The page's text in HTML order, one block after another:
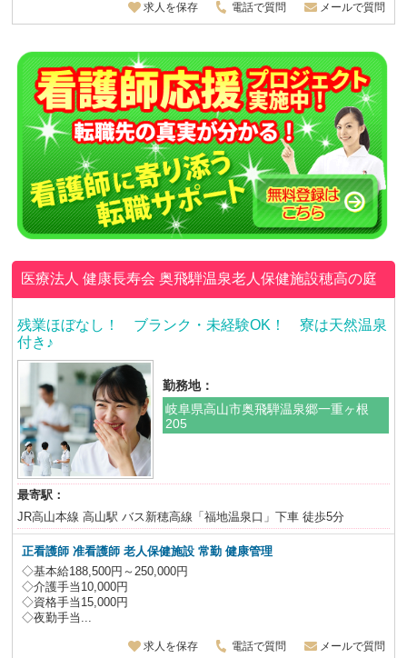
求人を保存 電話で質問 メールで質問
医療法人 健康長寿会奥飛騨温泉老人保健施設穂高の庭
残業ほぼなし！ ブランク・未経験OK！ 寮は天然温泉
付き♪
勤務地：
岐阜県高山市奥飛騨温泉郷一重ヶ根
205
最寄駅：
JR高山本線 高山駅 バス新穂高線「福地温泉口」下車 徒歩5分
正看護師 准看護師 老人保健施設常勤 健康管理
◇基本給188,500円～250,000円
◇介護手当10,000円
◇資格手当15,000円
◇夜勤手当...
求人を保存 電話で質問 メールで質問